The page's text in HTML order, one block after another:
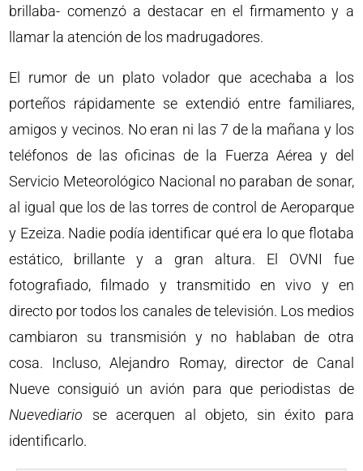
brillaba- comenzó a destacar en el firmamento y a
llamar la atención de los madrugadores.
El rumor de un plato volador que acechaba a los
porteños rápidamente se extendió entre familiares,
amigos y vecinos. No eran ni las 7 de la mañana y los
teléfonos de las oficinas de la Fuerza Aérea y del
Servicio Meteorológico Nacional no paraban de sonar,
al igual que los de las torres de control de Aeroparque
y Ezeiza. Nadie podía identificar qué era lo que flotaba
estático, brillante y a gran altura. El OVNI fue
fotografiado, filmado y transmitido en vivo y en
directo por todos los canales de televisión. Los medios
cambiaron su transmisión y no hablaban de otra
cosa. Incluso, Alejandro Romay, director de Canal
Nueve consiguió un avión para que periodistas de
Nuevediario se acerquen al objeto, sin éxito para
identificarlo.